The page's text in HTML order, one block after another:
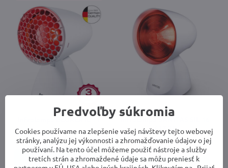
Infralampa BEURER IL 11
Skladom
27,99 €
Do košíka
Infralampa SANITAS SIL 16
617.35
Skladom
42,99 €
Predvoľby súkromia
Cookies používame na zlepšenie vašej návštevy tejto webovej
stránky, analýzu jej výkonnosti a zhromažďovanie údajov o jej
používaní. Na tento účel môžeme použiť nástroje a služby
tretích strán a zhromaždené údaje sa môžu preniesť k